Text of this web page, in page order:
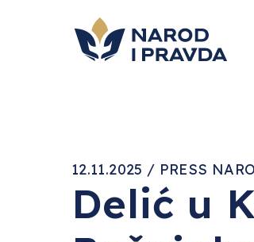
12.11.2025 / PRESS
Delić u